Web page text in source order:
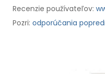
Recenzie používateľov:
Pozri: odporúčania